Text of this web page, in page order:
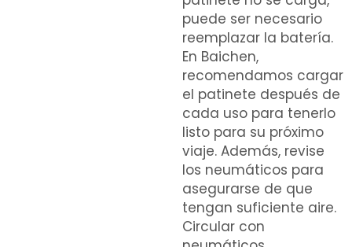
puede ser necesario
reemplazar la batería.
En Baichen,
recomendamos cargar
el patinete después de
cada uso para tenerlo
listo para su próximo
viaje. Además, revise
los neumáticos para
asegurarse de que
tengan suficiente aire.
Circular con